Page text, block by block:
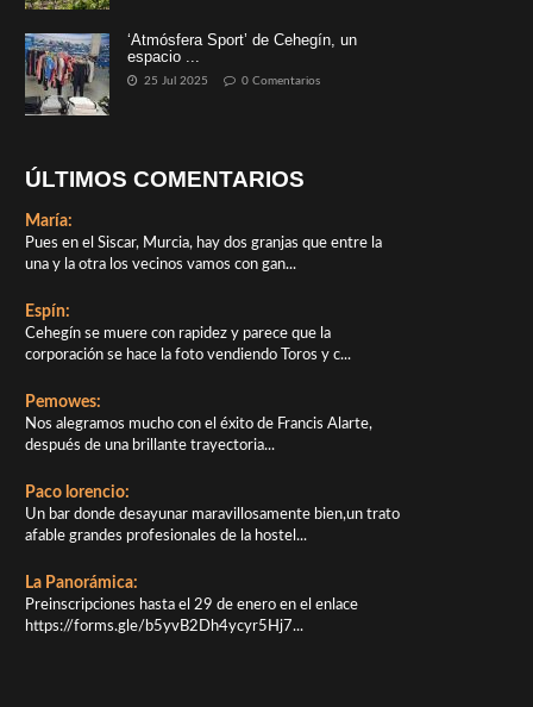
‘Atmósfera Sport’ de Cehegín, un
espacio ...
25 Jul 2025 0 Comentarios
ÚLTIMOS COMENTARIOS
María:
Pues en el Siscar, Murcia, hay dos granjas que entre la
una y la otra los vecinos vamos con gan...
Espín:
Cehegín se muere con rapidez y parece que la
corporación se hace la foto vendiendo Toros y c...
Pemowes:
Nos alegramos mucho con el éxito de Francis Alarte,
después de una brillante trayectoria...
Paco lorencio:
Un bar donde desayunar maravillosamente bien,un trato
afable grandes profesionales de la hostel...
La Panorámica:
Preinscripciones hasta el 29 de enero en el enlace
https://forms.gle/b5yvB2Dh4ycyr5Hj7...